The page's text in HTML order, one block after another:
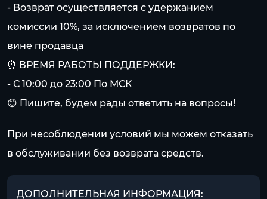
- Возврат осуществляется с удержанием
комиссии 10%, за исключением возвратов по
вине продавца
⏰ ВРЕМЯ РАБОТЫ ПОДДЕРЖКИ:
- С 10:00 до 23:00 По МСК
😊 Пишите, будем рады ответить на вопросы!
При несоблюдении условий мы можем отказать
в обслуживании без возврата средств.
ДОПОЛНИТЕЛЬНАЯ ИНФОРМАЦИЯ: